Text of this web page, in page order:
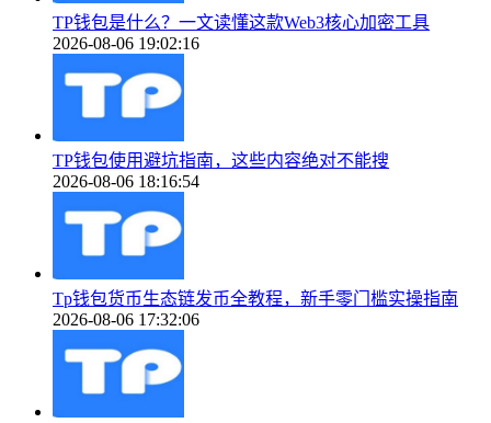
TP钱包是什么？一文读懂这款Web3核心加密工具
2026-08-06 19:02:16
TP钱包使用避坑指南，这些内容绝对不能搜
2026-08-06 18:16:54
Tp钱包货币生态链发币全教程，新手零门槛实操指南
2026-08-06 17:32:06